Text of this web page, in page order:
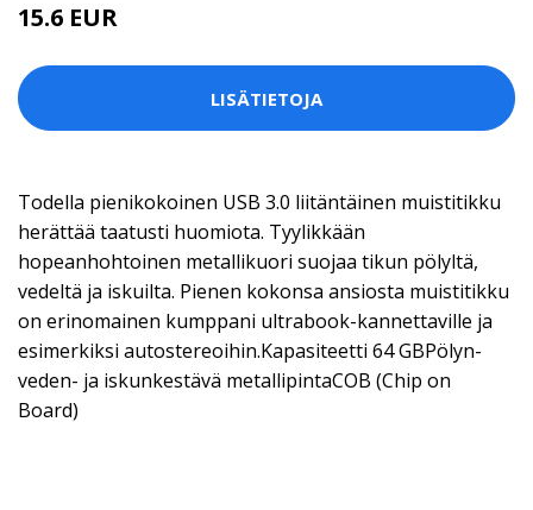
15.6 EUR
LISÄTIETOJA
Todella pienikokoinen USB 3.0 liitäntäinen muistitikku
herättää taatusti huomiota. Tyylikkään
hopeanhohtoinen metallikuori suojaa tikun pölyltä,
vedeltä ja iskuilta. Pienen kokonsa ansiosta muistitikku
on erinomainen kumppani ultrabook-kannettaville ja
esimerkiksi autostereoihin.Kapasiteetti 64 GBPölyn-
veden- ja iskunkestävä metallipintaCOB (Chip on
Board)